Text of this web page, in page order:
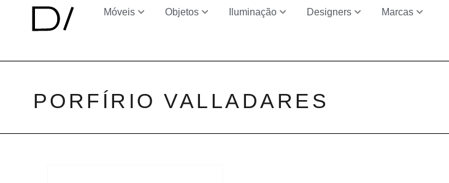
Móveis Objetos Iluminação Designers Marcas
PORFÍRIO VALLADARES